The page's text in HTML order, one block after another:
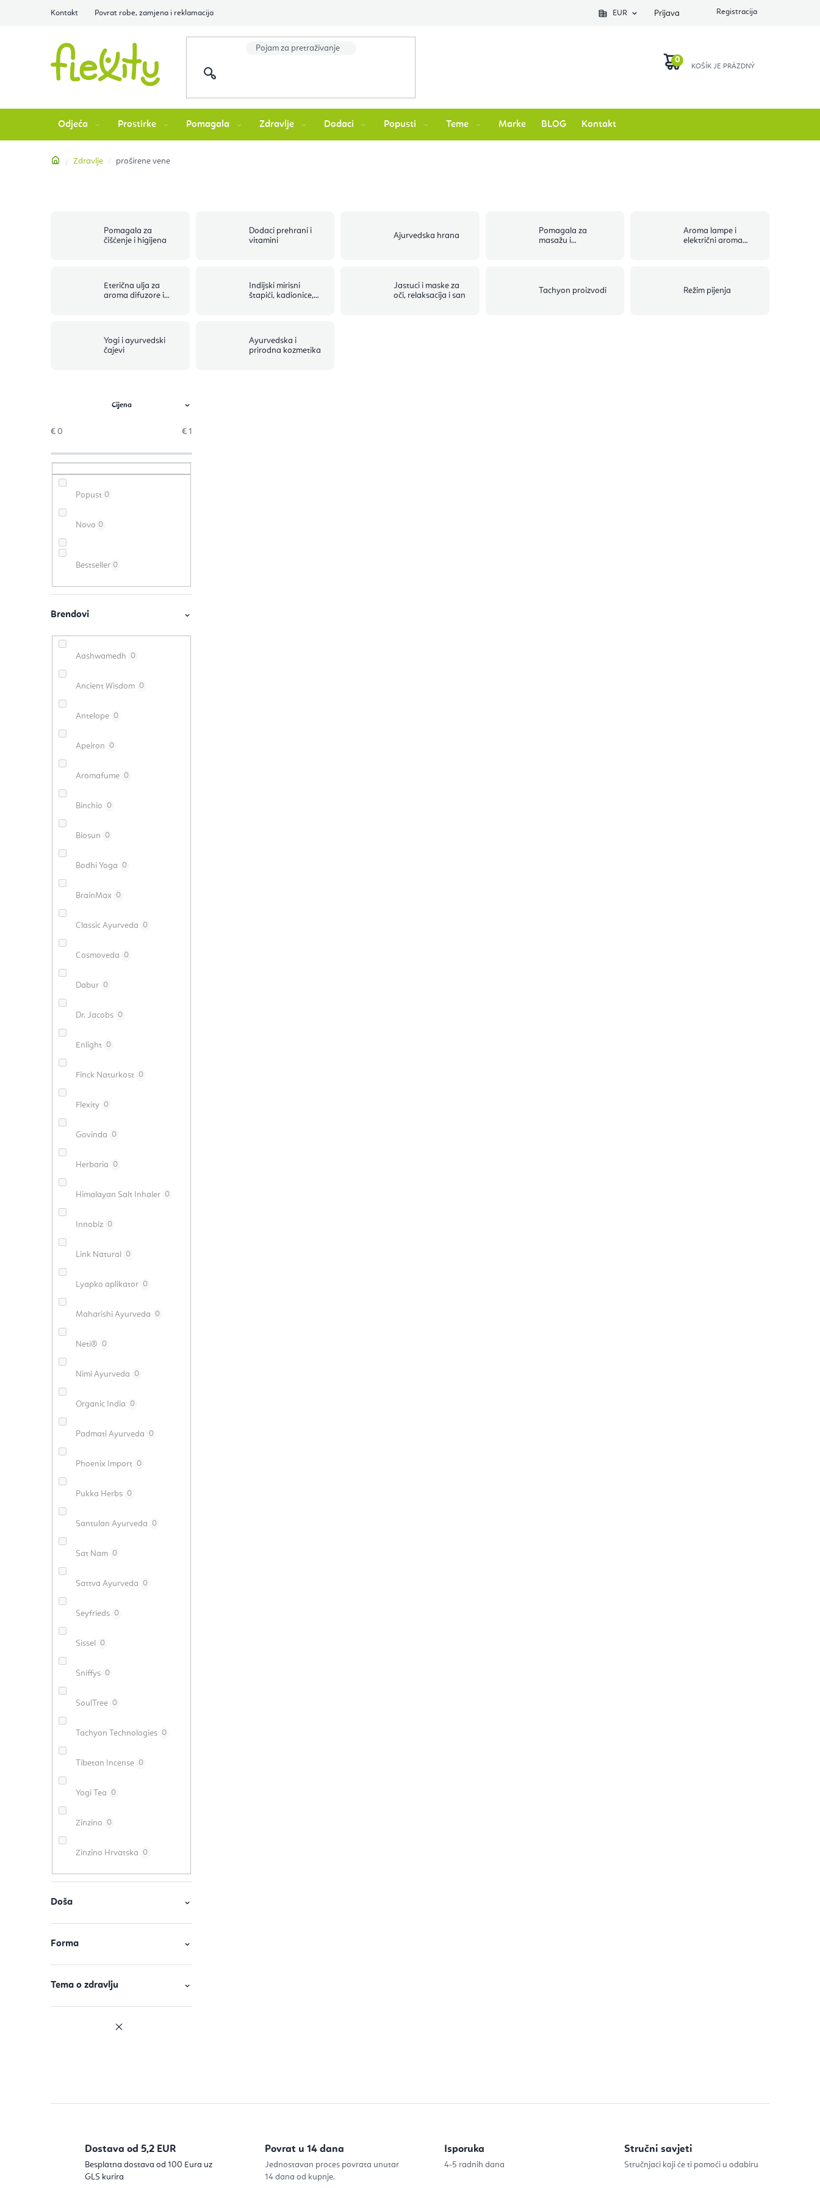
Kontakt Povrat robe, zamjena i reklamacija EUR Prijava
Odjeća Prostirke Pomagala Zdravlje Dodaci Popusti Teme Marke BLOG Kontakt
Početna
Zdravlje proširene vene
Pomagala za
čišćenje i higijena
Dodaci prehrani i
vitamini
Ajurvedska hrana
Pomagala za
masažu i
Aroma lampe i
električni aroma
Eterična ulja za
aroma difuzore i
Indijski mirisni
štapići, kadionice,
Jastuci i maske za
oči, relaksacija i san
Tachyon proizvodi Režim pijenja
Yogi i ayurvedski
čajevi
Ayurvedska i
prirodna kozmetika
o
č
n
k
a
€ 0 € 1
Popust 0
Novo 0
Bestseller 0
Aashwamedh 0
Ancient Wisdom 0
Antelope 0
Apeiron 0
Aromafume 0
Binchio 0
Biosun 0
Bodhi Yoga 0
BrainMax 0
Classic Ayurveda 0
Cosmoveda 0
Dabur 0
Dr. Jacobs 0
Enlight 0
Finck Naturkost 0
Flexity 0
Govinda 0
Herbaria 0
Himalayan Salt Inhaler 0
Innobiz 0
Link Natural 0
Lyapko aplikator 0
Maharishi Ayurveda 0
Neti® 0
Nimi Ayurveda 0
Organic India 0
Padmati Ayurveda 0
Phoenix Import 0
Pukka Herbs 0
Santulan Ayurveda 0
Sat Nam 0
Sattva Ayurveda 0
Seyfrieds 0
Sissel 0
Sniffys 0
SoulTree 0
Tachyon Technologies 0
Tibetan Incense 0
Yogi Tea 0
Zinzino 0
Zinzino Hrvatska 0
Doša
Forma
Tema o zdravlju
Dostava od 5,2 EUR
Besplatna dostava od 100 Eura uz
GLS kurira
Povrat u 14 dana
Jednostavan proces povrata unutar
14 dana od kupnje.
Isporuka
4-5 radnih dana
Stručni savjeti
Stručnjaci koji će ti pomoći u odabiru